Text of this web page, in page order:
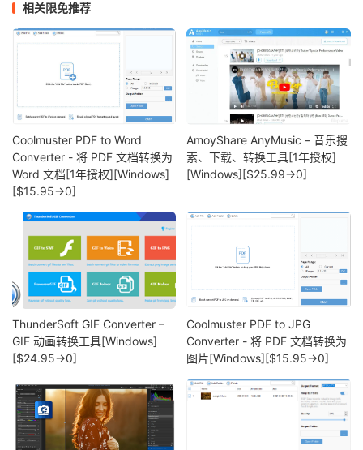
相关限免推荐
Coolmuster PDF to Word
Converter - 将 PDF 文档转换为
Word 文档[1年授权][Windows]
[$15.95→0]
AmoyShare AnyMusic – 音乐搜
索、下载、转换工具[1年授权]
[Windows][$25.99→0]
ThunderSoft GIF Converter –
GIF 动画转换工具[Windows]
[$24.95→0]
Coolmuster PDF to JPG
Converter - 将 PDF 文档转换为
图片[Windows][$15.95→0]